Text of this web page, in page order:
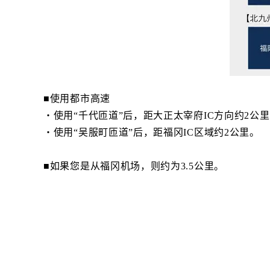
■使用都市高速
・使用“千代匝道”后，距大正太宰府IC方向约2公
・使用“吴服町匝道”后，距福冈IC区域约2公里。
■如果您是从福冈机场，则约为3.5公里。